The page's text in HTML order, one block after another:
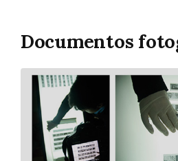
Documentos